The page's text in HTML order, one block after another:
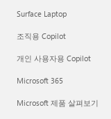
Surface Laptop
조직용 Copilot
개인 사용자용 Copilot
Microsoft 365
Microsoft 제품 살펴보기